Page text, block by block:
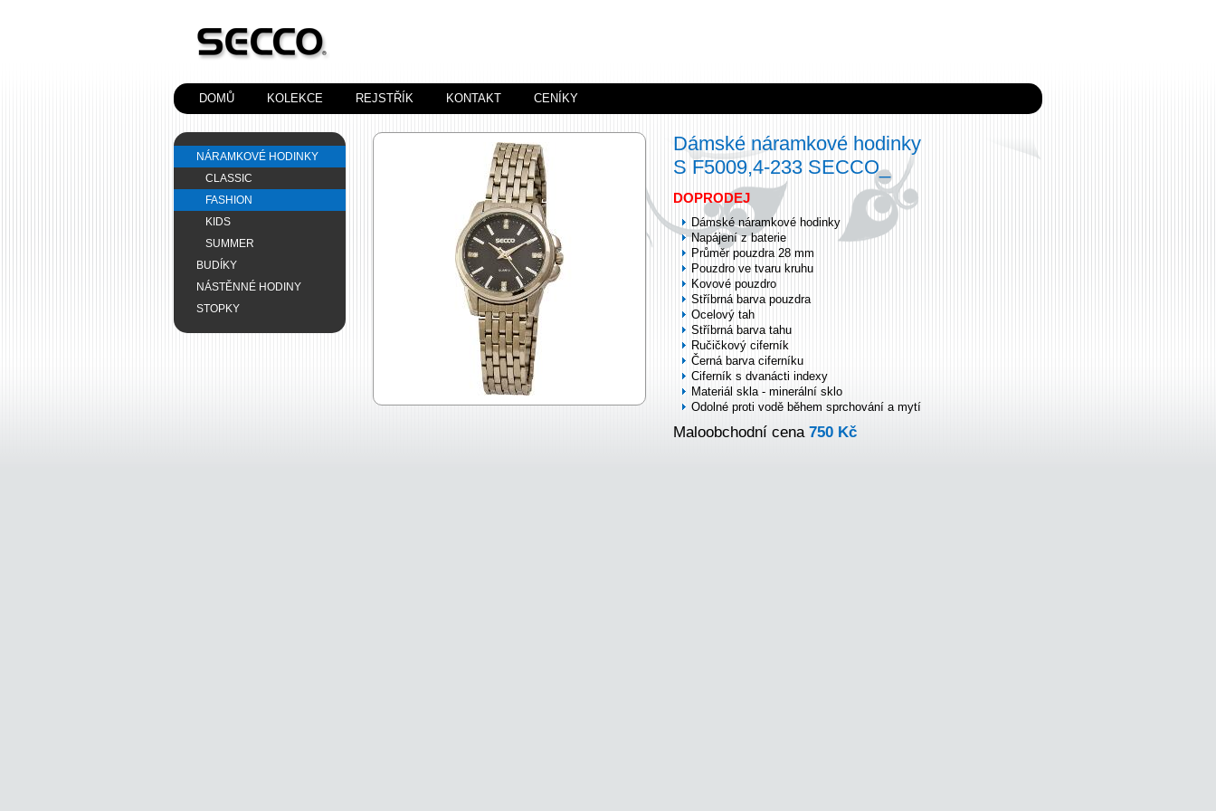
DOMŮ KOLEKCE REJSTŘÍK KONTAKT CENÍKY
NÁRAMKOVÉ HODINKY
CLASSIC
FASHION
KIDS
SUMMER
BUDÍKY
NÁSTĚNNÉ HODINY
STOPKY
Dámské náramkové hodinky
S F5009,4-233 SECCO_
DOPRODEJ
Dámské náramkové hodinky
Napájení z baterie
Průměr pouzdra 28 mm
Pouzdro ve tvaru kruhu
Kovové pouzdro
Stříbrná barva pouzdra
Ocelový tah
Stříbrná barva tahu
Ručičkový ciferník
Černá barva ciferníku
Ciferník s dvanácti indexy
Materiál skla - minerální sklo
Odolné proti vodě během sprchování a mytí
Maloobchodní cena 750 Kč